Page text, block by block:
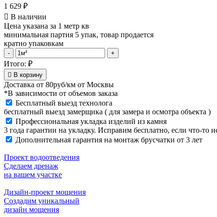
1 629 ₽
В наличии
Цена указана за 1 метр кв
минимальная партия 5 упак, товар продается
кратно упаковкам
Тротуарная
плитка
Artstein
Инсбрук
Альпен
60
мм
Color
Mix
Берилл
quantity
- +
Итого: ₽
В корзину
Доставка от 80руб/км от Москвы
*В зависимости от объемов заказа
Бесплатный выезд технолога
бесплатный выезд замерщика ( для замера и осмотра объекта )
Профессиональная укладка изделий из камня
3 года гарантии на укладку. Исправим бесплатно, если что-то
Дополнительная гарантия на монтаж брусчатки от 3 лет
Проект водоотведения
Сделаем дренаж
на вашем участке
Дизайн-проект мощения
Создадим уникальный
дизайн мощения